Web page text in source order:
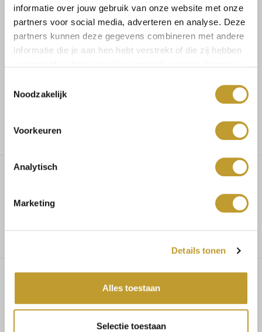
informatie over jouw gebruik van onze website met onze
partners voor social media, adverteren en analyse. Deze
partners kunnen deze gegevens combineren met andere
informatie die je aan hen hebt verstrekt of die zij hebben
Noodzakelijk
Voorkeuren
Analytisch
Marketing
Details tonen
Alles toestaan
Selectie toestaan
Buy safe with trust
Ashlyn pantalon powder blue
You might also like